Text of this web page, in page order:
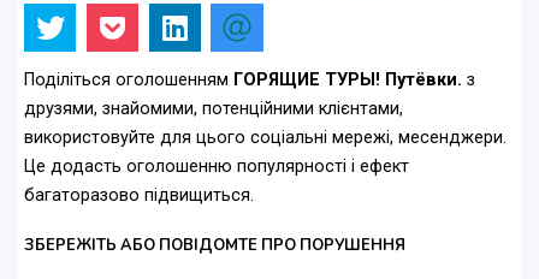
Поділіться оголошенням ГОРЯЩИЕ ТУРЫ! Путёвки. з
друзями, знайомими, потенційними клієнтами,
використовуйте для цього соціальні мережі, месенджери.
Це додасть оголошенню популярності і ефект
багаторазово підвищиться.
ЗБЕРЕЖІТЬ АБО ПОВІДОМТЕ ПРО ПОРУШЕННЯ